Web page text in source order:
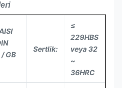
GB
Sertlik:
≤
229HBS
veya 32
~
36HRC